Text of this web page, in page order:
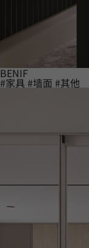
BENIF
#家具 #墙面 #其他